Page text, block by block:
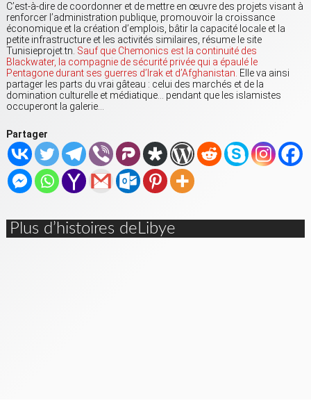
C’est-à-dire de coordonner et de mettre en œuvre des projets visant à
renforcer l’administration publique, promouvoir la croissance
économique et la création d’emplois, bâtir la capacité locale et la
petite infrastructure et les activités similaires, résume le site
Tunisieprojet.tn. Sauf que Chemonics est la continuité des
Blackwater, la compagnie de sécurité privée qui a épaulé le
Pentagone durant ses guerres d’Irak et d’Afghanistan. Elle va ainsi
partager les parts du vrai gâteau : celui des marchés et de la
domination culturelle et médiatique… pendant que les islamistes
occuperont la galerie…
Partager
Plus d’histoires deLibye